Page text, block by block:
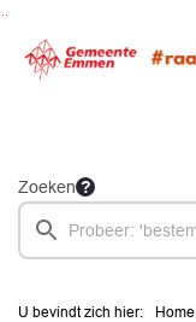
Zoeken
U bevindt zich hier: Home